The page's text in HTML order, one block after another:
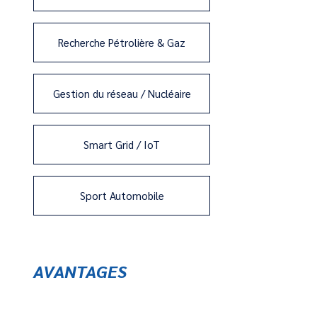
Recherche Pétrolière & Gaz
Gestion du réseau / Nucléaire
Smart Grid / IoT
Sport Automobile
AVANTAGES